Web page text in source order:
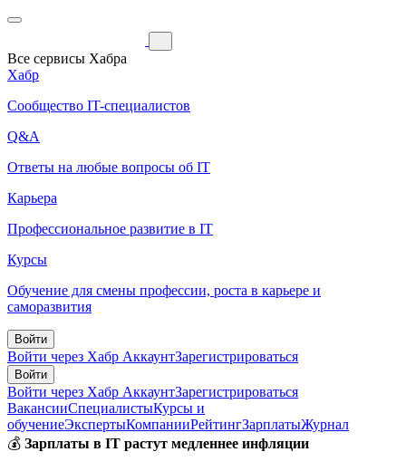
Все сервисы Хабра
Хабр
Сообщество IT-специалистов
Q&A
Ответы на любые вопросы об IT
Карьера
Профессиональное развитие в IT
Курсы
Обучение для смены профессии, роста в карьере и
саморазвития
Войти
Войти через Хабр АккаунтЗарегистрироваться
Войти
Войти через Хабр АккаунтЗарегистрироваться
ВакансииСпециалистыКурсы и
обучениеЭкспертыКомпанииРейтингЗарплатыЖурнал
💰 Зарплаты в IT растут медленнее инфляции